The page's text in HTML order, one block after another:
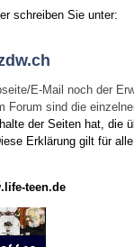
schreiben Sie unter:
E-Mail noch der
sind die
der Seiten hat, die
Erklärung gilt für
teen.de